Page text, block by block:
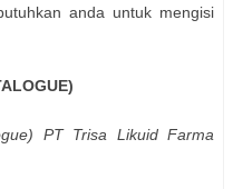
anda untuk mengisi
PT Trisa Likuid Farma